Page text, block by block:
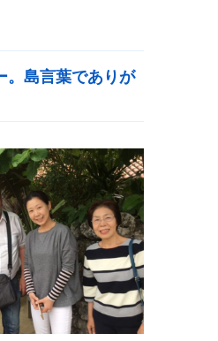
。島言葉でありが